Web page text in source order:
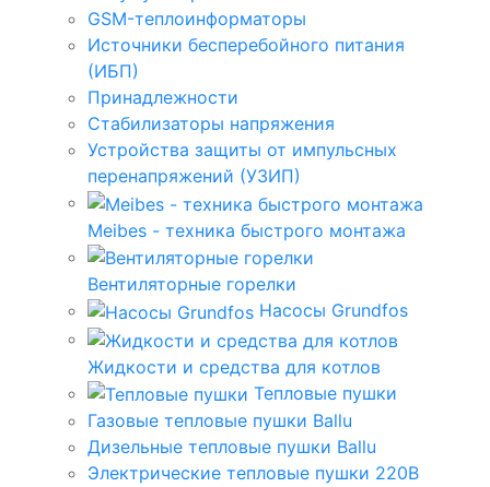
GSM-теплоинформаторы
Источники бесперебойного питания
(ИБП)
Принадлежности
Стабилизаторы напряжения
Устройства защиты от импульсных
перенапряжений (УЗИП)
Meibes - техника быстрого монтажа
Вентиляторные горелки
Насосы Grundfos
Жидкости и средства для котлов
Тепловые пушки
Газовые тепловые пушки Ballu
Дизельные тепловые пушки Ballu
Электрические тепловые пушки 220В